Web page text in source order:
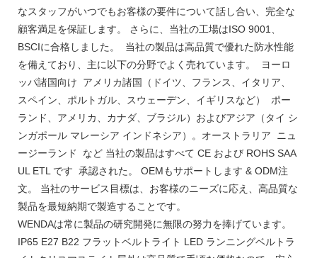
なスタッフがいつでもお客様の要件について話し合い、完全な
顧客満足を保証します。 さらに、当社の工場はISO 9001、
BSCIに合格しました。 当社の製品は高品質で優れた防水性能
を備えており、主に以下の分野でよく売れています。 ヨーロ
ッパ諸国向け アメリカ諸国（ドイツ、フランス、イタリア、
スペイン、ポルトガル、スウェーデン、イギリスなど） ポー
ランド、アメリカ、カナダ、ブラジル）およびアジア（タイ シ
ンガポール マレーシア インドネシア）。オーストラリア ニュ
ージーランド など 当社の製品はすべて CE および ROHS SAA
UL ETL です 承認された。 OEMもサポートします & ODM注
文。 当社のサービス目標は、お客様のニーズに応え、高品質な
製品を最短納期で製造することです。
WENDAは常に製品の研究開発に無限の努力を捧げています。
IP65 E27 B22 フラットベルトライト LED ランニングベルトラ